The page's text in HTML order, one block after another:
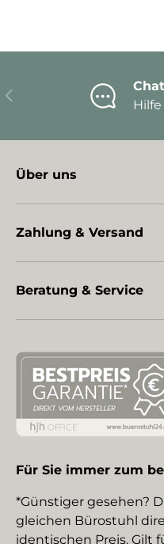
Vorherige
Über uns
Zahlung & Versand
Beratung & Service
Für Sie immer zum
*Günstiger gesehen?
gleichen Bürostuhl
identischen Preis. Gilt